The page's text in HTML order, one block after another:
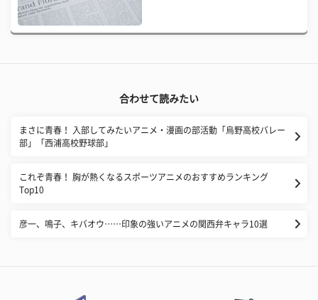
合わせて読みたい
まさに青春！ 入部してみたいアニメ・漫画の部活動「烏野高校バレー
部」「西浦高校野球部」
これぞ青春！ 胸が熱くなるスポーツアニメのおすすめランキング
Top10
彦一、鳴子、キバオウ……印象の強いアニメの関西弁キャラ10選